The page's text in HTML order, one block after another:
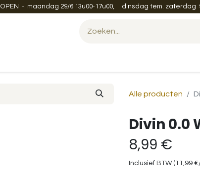
OPEN - maandag 29/6 13u00-17u00, dinsdag tem. zaterdag
Alle producten
Divin 0.0
8,99 €
Inclusief BTW ( 11,99 €